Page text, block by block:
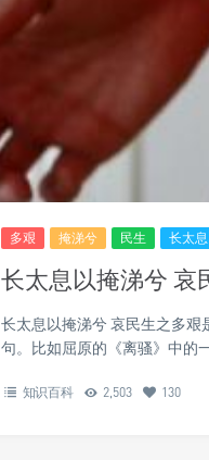
多艰 掩涕兮 民生 长太息
长太息以掩涕兮 哀
长太息以掩涕兮 哀民生之多
句。比如屈原的《离骚》中的
知识百科 2,503 130